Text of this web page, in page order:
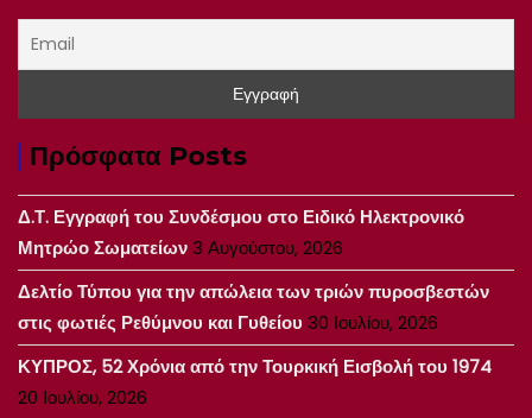
Πρόσφατα Posts
Δ.Τ. Εγγραφή του Συνδέσμου στο Ειδικό Ηλεκτρονικό
Μητρώο Σωματείων3 Αυγούστου, 2026
Δελτίο Τύπου για την απώλεια των τριών πυροσβεστών
στις φωτιές Ρεθύμνου και Γυθείου 30 Ιουλίου, 2026
ΚΥΠΡΟΣ, 52 Χρόνια από την Τουρκική Εισβολή του 1974
20 Ιουλίου, 2026